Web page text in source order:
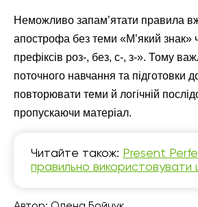
Неможливо запам’ятати правила
апострофа без теми «М’який знак»
префіксів роз-, без, с-, з-». Тому
поточного навчання та підготовки
повторювати теми й логічній
пропускаючи матеріал.
Читайте також: Present
правильно використовувати